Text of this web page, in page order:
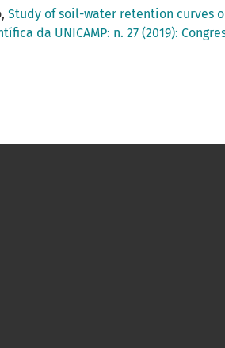
Study of soil-water retention curves
da UNICAMP: n. 27 (2019):